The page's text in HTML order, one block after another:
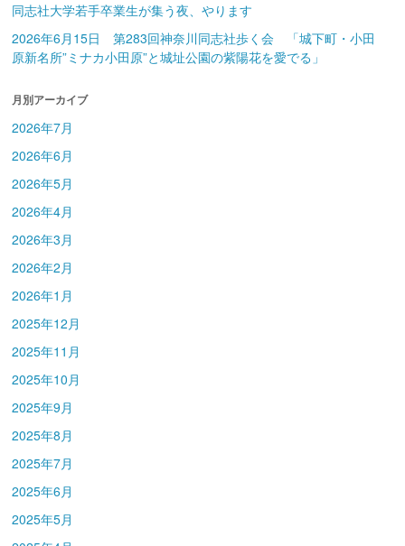
同志社大学若手卒業生が集う夜、やります
2026年6月15日 第283回神奈川同志社歩く会 「城下町・小田
原新名所”ミナカ小田原”と城址公園の紫陽花を愛でる」
月別アーカイブ
2026年7月
2026年6月
2026年5月
2026年4月
2026年3月
2026年2月
2026年1月
2025年12月
2025年11月
2025年10月
2025年9月
2025年8月
2025年7月
2025年6月
2025年5月